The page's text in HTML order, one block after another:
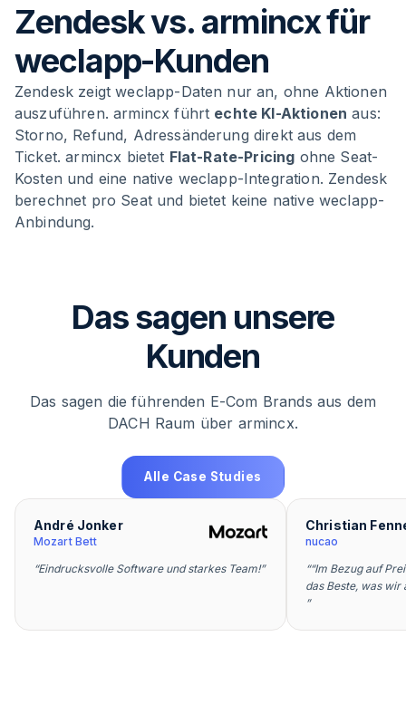
Zendesk vs. armincx für
weclapp-Kunden
Zendesk zeigt weclapp-Daten nur an, ohne Aktionen
auszuführen. armincx führt echte KI-Aktionen aus:
Storno, Refund, Adressänderung direkt aus dem
Ticket. armincx bietet Flat-Rate-Pricing ohne Seat-
Kosten und eine native weclapp-Integration. Zendesk
berechnet pro Seat und bietet keine native weclapp-
Anbindung.
Das sagen unsere
Kunden
Das sagen die führenden E-Com Brands aus dem
DACH Raum über armincx.
Alle Case Studies
André Jonker
Mozart Bett
“Eindrucksvolle Software und starkes Team!”
Christian
nucao
““Im Bezug auf
das Beste, was wir
”